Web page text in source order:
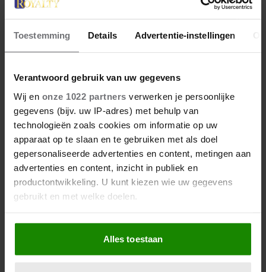
Toestemming Details Advertentie-instellingen
Verantwoord gebruik van uw gegevens
Wij en onze 1022 partners verwerken je persoonlijke
gegevens (bijv. uw IP-adres) met behulp van
technologieën zoals cookies om informatie op uw
apparaat op te slaan en te gebruiken met als doel
gepersonaliseerde advertenties en content, metingen aan
advertenties en content, inzicht in publiek en
productontwikkeling. U kunt kiezen wie uw gegevens
gebruikt en met welke doelen.
Als u het toestaat, willen we ook graag:
Informatie verzamelen over uw geografische
locatie, die tot een paar meter nauwkeurig kan zijn
Alles toestaan